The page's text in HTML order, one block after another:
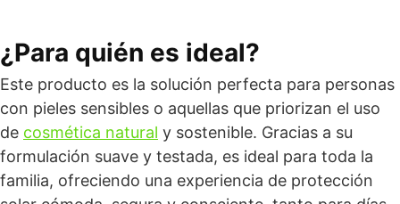
¿Para quién es ideal?
Este producto es la solución perfecta para personas
con pieles sensibles o aquellas que priorizan el uso
de cosmética natural y sostenible. Gracias a su
formulación suave y testada, es ideal para toda la
familia, ofreciendo una experiencia de protección